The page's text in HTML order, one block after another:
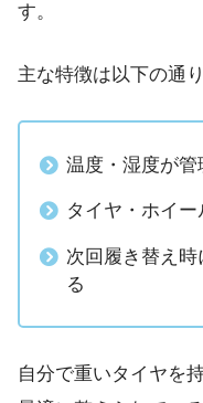
す。
主な特徴は以下の通り
温度・湿度が
タイヤ・ホイ
次回履き替え
る
自分で重いタイヤを